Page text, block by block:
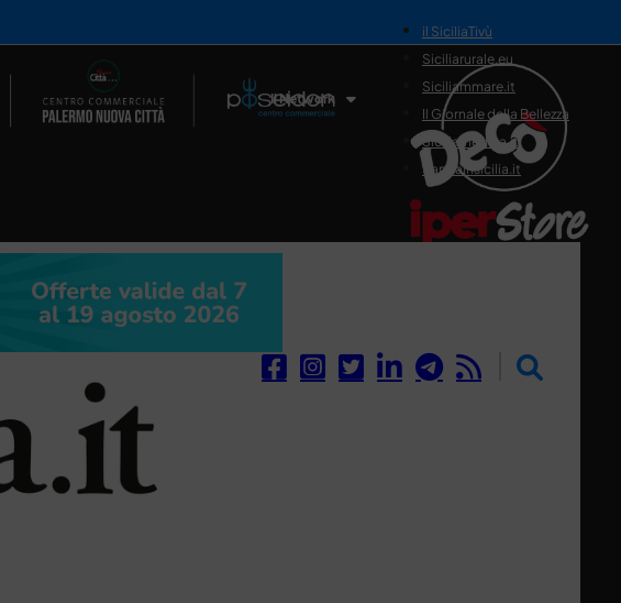
Il Network
il SiciliaTivù
Siciliarurale.eu
Siciliammare.it
Il Giornale della Bellezza
Siciliamedica.it
Sanitainsicilia.it